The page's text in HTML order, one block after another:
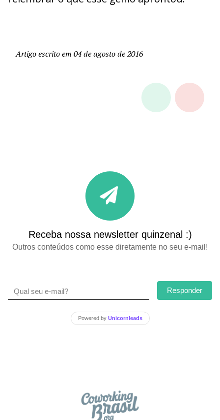
Artigo escrito em 04 de agosto de 2016
Receba nossa newsletter quinzenal :)
Outros conteúdos como esse diretamente no seu e-mail!
Responder
Powered by Unicornleads